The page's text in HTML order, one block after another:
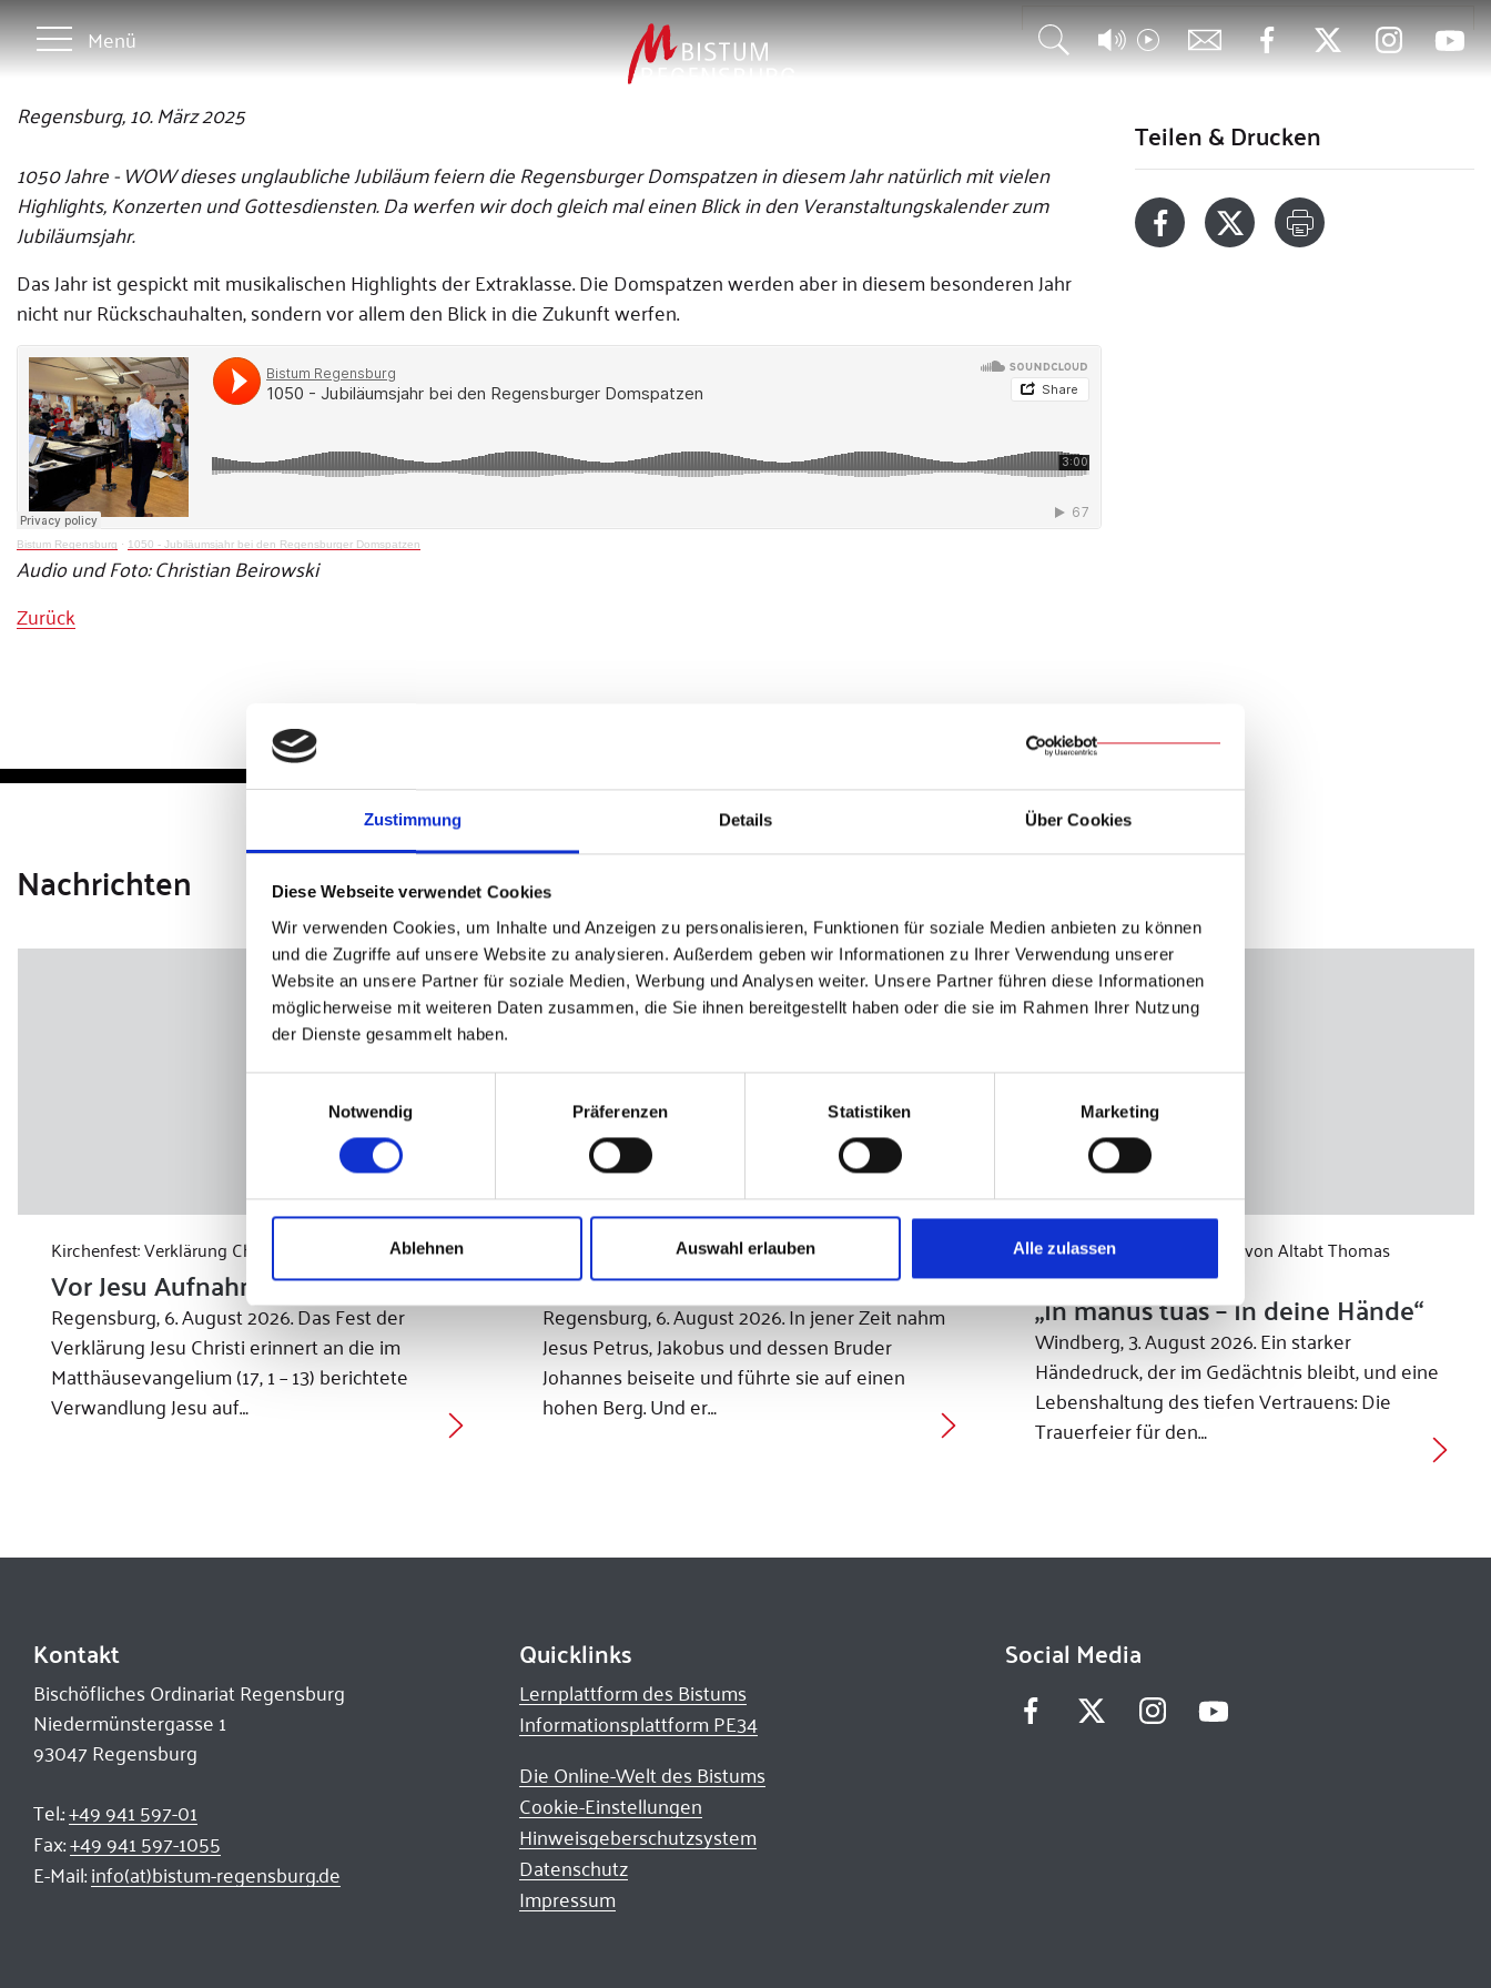
Zustimmung Details Über Cookies
Diese Webseite verwendet Cookies
Wir verwenden Cookies, um Inhalte und Anzeigen zu personalisieren, Funktionen für soziale Medien anbieten zu können
und die Zugriffe auf unsere Website zu analysieren. Außerdem geben wir Informationen zu Ihrer Verwendung unserer
Website an unsere Partner für soziale Medien, Werbung und Analysen weiter. Unsere Partner führen diese Informationen
möglicherweise mit weiteren Daten zusammen, die Sie ihnen bereitgestellt haben oder die sie im Rahmen Ihrer Nutzung
der Dienste gesammelt haben.
Notwendig
Präferenzen Statistiken Marketing
Ablehnen Auswahl erlauben Alle zulassen
Menü Jubiläumsjahr bei den Regensburger Domspatzen
1050 Jahre - WOW!
Regensburg, 10. März 2025
1050 Jahre - WOW dieses unglaubliche Jubiläum feiern die Regensburger Domspatzen in diesem Jahr natürlich mit vielen
Highlights, Konzerten und Gottesdiensten. Da werfen wir doch gleich mal einen Blick in den Veranstaltungskalender zum
Jubiläumsjahr.
Das Jahr ist gespickt mit musikalischen Highlights der Extraklasse. Die Domspatzen werden aber in diesem besonderen Jahr
nicht nur Rückschauhalten, sondern vor allem den Blick in die Zukunft werfen.
Bistum Regensburg · 1050 - Jubiläumsjahr bei den Regensburger Domspatzen
Audio und Foto: Christian Beirowski
Teilen & Drucken
Zurück
Nachrichten
Kirchenfest: Verklärung Christi
Vor Jesu Aufnahme in den Himmel
Regensburg, 6. August 2026. Das Fest der
Verklärung Jesu Christi erinnert an die im
Matthäusevangelium (17, 1 – 13) berichtete
Verwandlung Jesu auf…
6. August 2026, Fest der Verklärung des Herrn
Evangelium des Tages
Regensburg, 6. August 2026. In jener Zeit nahm
Jesus Petrus, Jakobus und dessen Bruder
Johannes beiseite und führte sie auf einen
hohen Berg. Und er…
Trauerfeier und Beisetzung von Altabt Thomas
Handgrätinger in Windberg
„In manus tuas – In deine Hände“
Windberg, 3. August 2026. Ein starker
Händedruck, der im Gedächtnis bleibt, und eine
Lebenshaltung des tiefen Vertrauens: Die
Trauerfeier für den…
Kontakt
Bischöfliches Ordinariat Regensburg
Niedermünstergasse 1
93047 Regensburg
Tel.:+49 941 597-01
Fax:+49 941 597-1055
E-Mail:info(at)bistum-regensburg.de
Quicklinks
Lernplattform des Bistums
Informationsplattform PE34
Die Online-Welt des Bistums
Cookie-Einstellungen
Hinweisgeberschutzsystem
Datenschutz
Impressum
Social Media